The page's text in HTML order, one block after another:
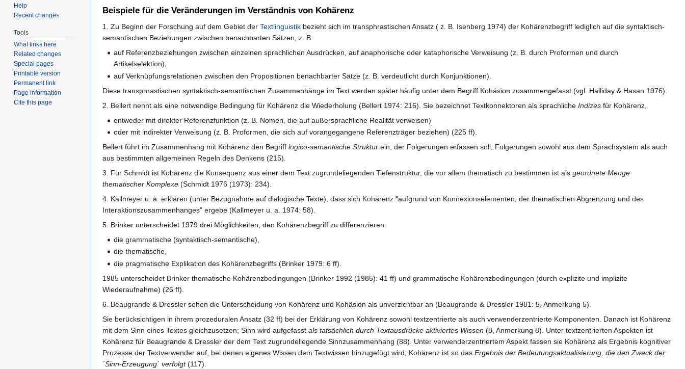
Beispiele für die Veränderungen im Verständnis von Kohärenz
1. Zu Beginn der Forschung auf dem Gebiet der Textlinguistik bezieht sich im transphrastischen Ansatz ( z. B. Isenberg 1974) der Kohärenzbegriff lediglich auf die syntaktisch-
semantischen Beziehungen zwischen benachbarten Sätzen, z. B.
auf Referenzbeziehungen zwischen einzelnen sprachlichen Ausdrücken, auf anaphorische oder kataphorische Verweisung (z. B. durch Proformen und durch
Artikelselektion),
auf Verknüpfungsrelationen zwischen den Propositionen benachbarter Sätze (z. B. verdeutlicht durch Konjunktionen).
Diese transphrastischen syntaktisch-semantischen Zusammenhänge im Text werden später häufig unter dem Begriff Kohäsion zusammengefasst (vgl. Halliday & Hasan 1976).
2. Bellert nennt als eine notwendige Bedingung für Kohärenz die Wiederholung (Bellert 1974: 216). Sie bezeichnet Textkonnektoren als sprachliche Indizes für Kohärenz,
entweder mit direkter Referenzfunktion (z. B. Nomen, die auf außersprachliche Realität verweisen)
oder mit indirekter Verweisung (z. B. Proformen, die sich auf vorangegangene Referenzträger beziehen) (225 ff).
Bellert führt im Zusammenhang mit Kohärenz den Begriff logico-semantische Struktur ein, der Folgerungen erfassen soll, Folgerungen sowohl aus dem Sprachsystem als auch
aus bestimmten allgemeinen Regeln des Denkens (215).
3. Für Schmidt ist Kohärenz die Konsequenz aus einer dem Text zugrundeliegenden Tiefenstruktur, die vor allem thematisch zu bestimmen ist als geordnete Menge
thematischer Komplexe (Schmidt 1976 (1973): 234).
4. Kallmeyer u. a. erklären (unter Bezugnahme auf dialogische Texte), dass sich Kohärenz "aufgrund von Konnexionselementen, der thematischen Abgrenzung und des
Interaktionszusammenhanges" ergebe (Kallmeyer u. a. 1974: 58).
5. Brinker unterscheidet 1979 drei Möglichkeiten, den Kohärenzbegriff zu differenzieren:
die grammatische (syntaktisch-semantische),
die thematische,
die pragmatische Explikation des Kohärenzbegriffs (Brinker 1979: 6 ff).
1985 unterscheidet Brinker thematische Kohärenzbedingungen (Brinker 1992 (1985): 41 ff) und grammatische Kohärenzbedingungen (durch explizite und implizite
Wiederaufnahme) (26 ff).
6. Beaugrande & Dressler sehen die Unterscheidung von Kohärenz und Kohäsion als unverzichtbar an (Beaugrande & Dressler 1981: 5, Anmerkung 5).
Sie berücksichtigen in ihrem prozeduralen Ansatz (32 ff) bei der Erklärung von Kohärenz sowohl textzentrierte als auch verwenderzentrierte Komponenten. Danach ist Kohärenz
mit dem Sinn eines Textes gleichzusetzen; Sinn wird aufgefasst als tatsächlich durch Textausdrücke aktiviertes Wissen (8, Anmerkung 8). Unter textzentrierten Aspekten ist
Kohärenz für Beaugrande & Dressler der dem Text zugrundeliegende Sinnzusammenhang (88). Unter verwenderzentriertem Aspekt fassen sie Kohärenz als Ergebnis kognitiver
Prozesse der Textverwender auf, bei denen eigenes Wissen dem Textwissen hinzugefügt wird; Kohärenz ist so das Ergebnis der Bedeutungsaktualisierung, die den Zweck der
´Sinn-Erzeugung´ verfolgt(117).
Help
Recent changes
Tools
What links here
Related changes
Special pages
Printable version
Permanent link
Page information
Cite this page